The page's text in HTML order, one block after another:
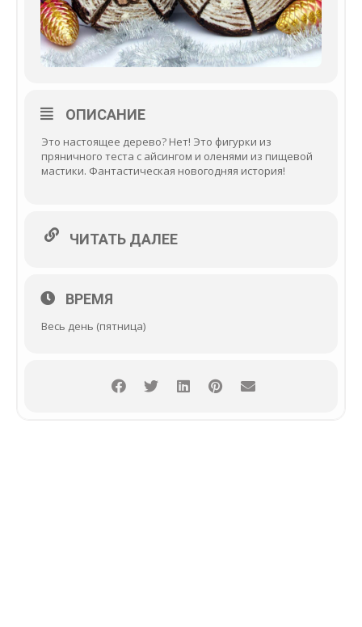
ОПИСАНИЕ
Это настоящее дерево? Нет! Это фигурки из
пряничного теста с айсингом и оленями из пищевой
мастики. Фантастическая новогодняя история!
ЧИТАТЬ ДАЛЕЕ
ВРЕМЯ
Весь день (пятница)